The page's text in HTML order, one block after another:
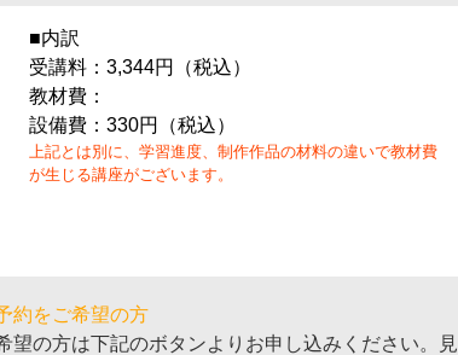
■内訳
受講料：3,344円（税込）
教材費：
設備費：330円（税込）
上記とは別に、学習進度、制作作品の材料の違いで教材費
が生じる講座がございます。
約をご希望の方
望の方は下記のボタンよりお申し込みください。見